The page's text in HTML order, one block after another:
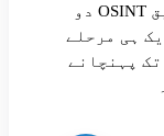
دو OSINT پلیٹ فارمز کے درمیان ایک تصدیق
ہی مرحلے
پہنچانے